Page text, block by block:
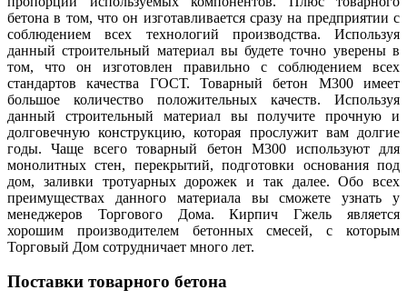
бетона в том, что он изготавливается сразу на предприятии с
соблюдением всех технологий производства. Используя
данный строительный материал вы будете точно уверены в
том, что он изготовлен правильно с соблюдением всех
стандартов качества ГОСТ. Товарный бетон М300 имеет
большое количество положительных качеств. Используя
данный строительный материал вы получите прочную и
долговечную конструкцию, которая прослужит вам долгие
годы. Чаще всего товарный бетон М300 используют для
монолитных стен, перекрытий, подготовки основания под
дом, заливки тротуарных дорожек и так далее. Обо всех
преимуществах данного материала вы сможете узнать у
менеджеров Торгового Дома. Кирпич Гжель является
хорошим производителем бетонных смесей, с которым
Торговый Дом сотрудничает много лет.
Поставки товарного бетона